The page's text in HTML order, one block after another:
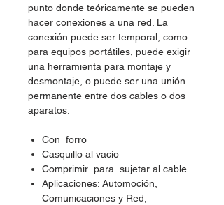
punto donde teóricamente se pueden
hacer conexiones a una red. La
conexión puede ser temporal, como
para equipos portátiles, puede exigir
una herramienta para montaje y
desmontaje, o puede ser una unión
permanente entre dos cables o dos
aparatos.
Con forro
Casquillo al vacío
Comprimir para sujetar al cable
Aplicaciones: Automoción,
Comunicaciones y Red,